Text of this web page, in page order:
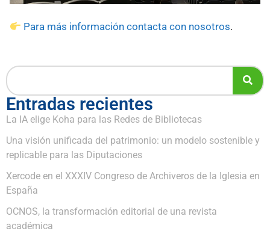
Para más información contacta con nosotros.
Entradas recientes
La IA elige Koha para las Redes de Bibliotecas
Una visión unificada del patrimonio: un modelo sostenible y
replicable para las Diputaciones
Xercode en el XXXIV Congreso de Archiveros de la Iglesia en
España
OCNOS, la transformación editorial de una revista
académica